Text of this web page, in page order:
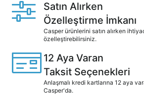
Satın Alırken
Özelleştirme İmkanı
Casper ürünlerini satın alırken
özelleştirebilirsiniz.
12 Aya Varan
Taksit Seçenekleri
Anlaşmalı kredi kartlarına 12 aya
Casper'da.